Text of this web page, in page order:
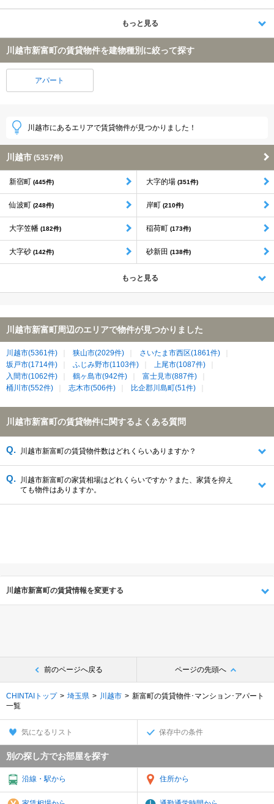
もっと見る
川越市新富町の賃貸物件を建物種別に絞って探す
アパート
川越市にあるエリアで賃貸物件が見つかりました！
川越市 (5357件)
新宿町 (445件) 大字的場 (351件)
仙波町 (248件) 岸町 (210件)
大字笠幡 (182件) 稲荷町 (173件)
大字砂 (142件) 砂新田 (138件)
もっと見る
川越市新富町周辺のエリアで物件が見つかりました
川越市(5361件) 狭山市(2029件)
さいたま市西区(1861件)
坂戸市(1714件)
ふじみ野市(1103件)
上尾市(1087件)
入間市(1062件)
鶴ヶ島市(942件)
富士見市(887件)
桶川市(552件)
志木市(506件) 比企郡川島町(51件)
川越市新富町の賃貸物件に関するよくある質問
川越市新富町の賃貸物件数はどれくらいありますか？
川越市新富町の家賃相場はどれくらいですか？また、家賃を抑え
ても物件はありますか。
川越市新富町の賃貸情報を変更する
前のページへ戻る ページの先頭へ
CHINTAIトップ 埼玉県 川越市
新富町の賃貸物件･マンション･アパート
一覧
気になるリスト 保存中の条件
別の探し方でお部屋を探す
沿線・駅から 住所から